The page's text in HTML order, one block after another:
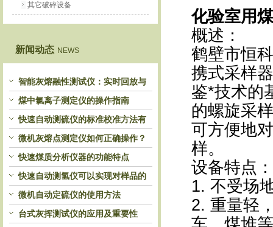
其它破碎设备
新闻动态 NEWS
智能灰熔融性测试仪：实时回放与
历史分析，解锁灰熔特性精准洞察
煤中氯离子测定仪的操作指南
快速自动测硫仪的标准校准方法有
哪些？
微机灰熔点测定仪如何正确操作？
快速煤质分析仪器的功能特点
快速自动测氢仪可以实现对样品的
自动处理和检测
微机自动定硫仪的使用方法
台式灰挥测试仪的应用及重要性
化验室用
概述：
鹤壁市恒
携式采样
鉴*技术的
的螺旋采
可方便地
样。
设备特点：
1. 不受场
2. 重量轻